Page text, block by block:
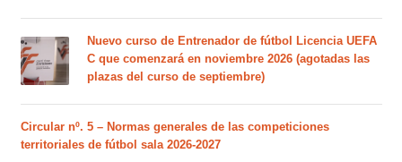
Nuevo curso de Entrenador de fútbol Licencia UEFA
C que comenzará en noviembre 2026 (agotadas las
plazas del curso de septiembre)
Circular nº. 5 – Normas generales de las competiciones
territoriales de fútbol sala 2026-2027